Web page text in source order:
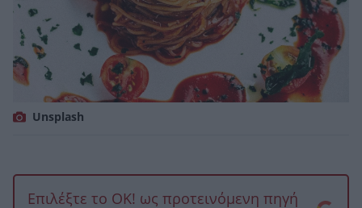
Unsplash
Επιλέξτε το OK! ως προτεινόμενη πηγή